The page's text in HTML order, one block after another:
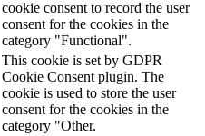
cookie consent to record the user
consent for the cookies in the
category "Functional".
This cookie is set by GDPR
Cookie Consent plugin. The
cookie is used to store the user
consent for the cookies in the
category "Other.